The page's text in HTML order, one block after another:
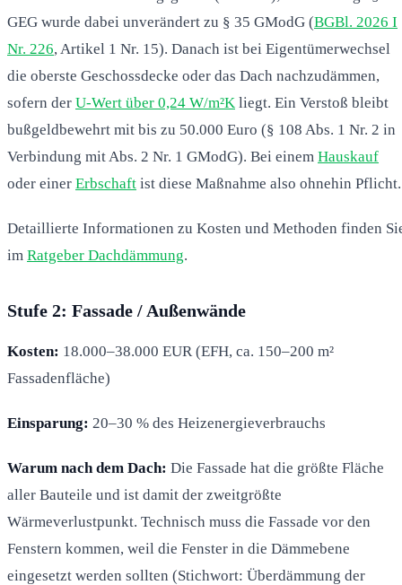
GEG wurde dabei unverändert zu § 35 GModG (BGBl. 2026 I
Nr. 226, Artikel 1 Nr. 15). Danach ist bei Eigentümerwechsel
die oberste Geschossdecke oder das Dach nachzudämmen,
sofern der U-Wert über 0,24 W/m²K liegt. Ein Verstoß bleibt
bußgeldbewehrt mit bis zu 50.000 Euro (§ 108 Abs. 1 Nr. 2 in
Verbindung mit Abs. 2 Nr. 1 GModG). Bei einem Hauskauf
oder einer Erbschaft ist diese Maßnahme also ohnehin Pflicht.
Detaillierte Informationen zu Kosten und Methoden finden
im Ratgeber Dachdämmung.
Stufe 2: Fassade / Außenwände
Kosten: 18.000–38.000 EUR (EFH, ca. 150–200 m²
Fassadenfläche)
Einsparung: 20–30 % des Heizenergieverbrauchs
Warum nach dem Dach: Die Fassade hat die größte Fläche
aller Bauteile und ist damit der zweitgrößte
Wärmeverlustpunkt. Technisch muss die Fassade vor den
Fenstern kommen, weil die Fenster in die Dämmebene
eingesetzt werden sollten (Stichwort: Überdämmung der